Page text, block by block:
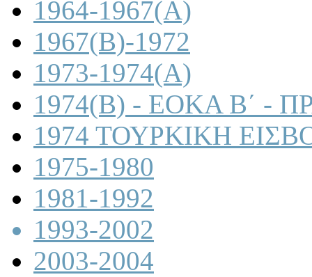
1964-1967(A)
1967(B)-1972
1973-1974(A)
1974(B) - ΕΟΚΑ Β΄ -
1974 ΤΟΥΡΚΙΚΗ
1975-1980
1981-1992
1993-2002
2003-2004